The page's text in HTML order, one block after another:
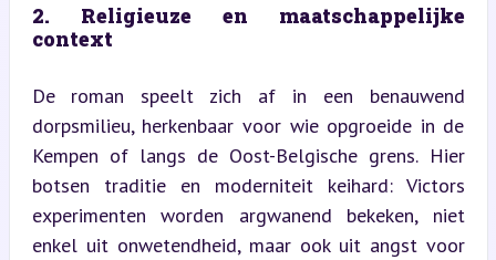
2. Religieuze en maatschappelijke
context
De roman speelt zich af in een benauwend
dorpsmilieu, herkenbaar voor wie opgroeide in de
Kempen of langs de Oost-Belgische grens. Hier
botsen traditie en moderniteit keihard: Victors
experimenten worden argwanend bekeken, niet
enkel uit onwetendheid, maar ook uit angst voor